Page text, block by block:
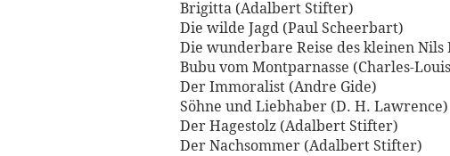
Brigitta (Adalbert Stifter)
Die wilde Jagd (Paul Scheerbart)
Die wunderbare Reise des kleinen
Bubu vom Montparnasse (Charles-
Der Immoralist (Andre Gide)
Söhne und Liebhaber (D. H. Lawrence)
Der Hagestolz (Adalbert Stifter)
Der Nachsommer (Adalbert Stifter)